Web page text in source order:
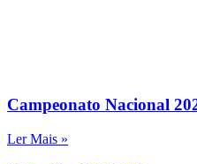
Campeonato Nacional
Ler Mais »